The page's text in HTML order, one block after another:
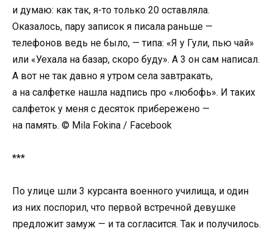
и думаю: как так, я-то только 20 оставляла.
Оказалось, пару записок я писала раньше —
телефонов ведь не было, — типа: «Я у Гули, пью чай»
или «Уехала на базар, скоро буду». А 3 он сам написал.
А вот не так давно я утром села завтракать,
а на салфетке нашла надпись про «любофь». И таких
салфеток у меня с десяток прибережено —
на память. © Mila Fokina / Facebook
***
По улице шли 3 курсанта военного училища, и один
из них поспорил, что первой встречной девушке
предложит замуж — и та согласится. Так и получилось.